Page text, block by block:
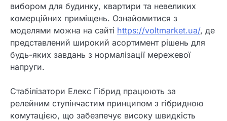
вибором для будинку, квартири та невеликих
комерційних приміщень. Ознайомитися з
моделями можна на сайті https://voltmarket.ua/, де
представлений широкий асортимент рішень для
будь-яких завдань з нормалізації мережевої
напруги.
Стабілізатори Елекс Гібрид працюють за
релейним ступінчастим принципом з гібридною
комутацією, що забезпечує високу швидкість